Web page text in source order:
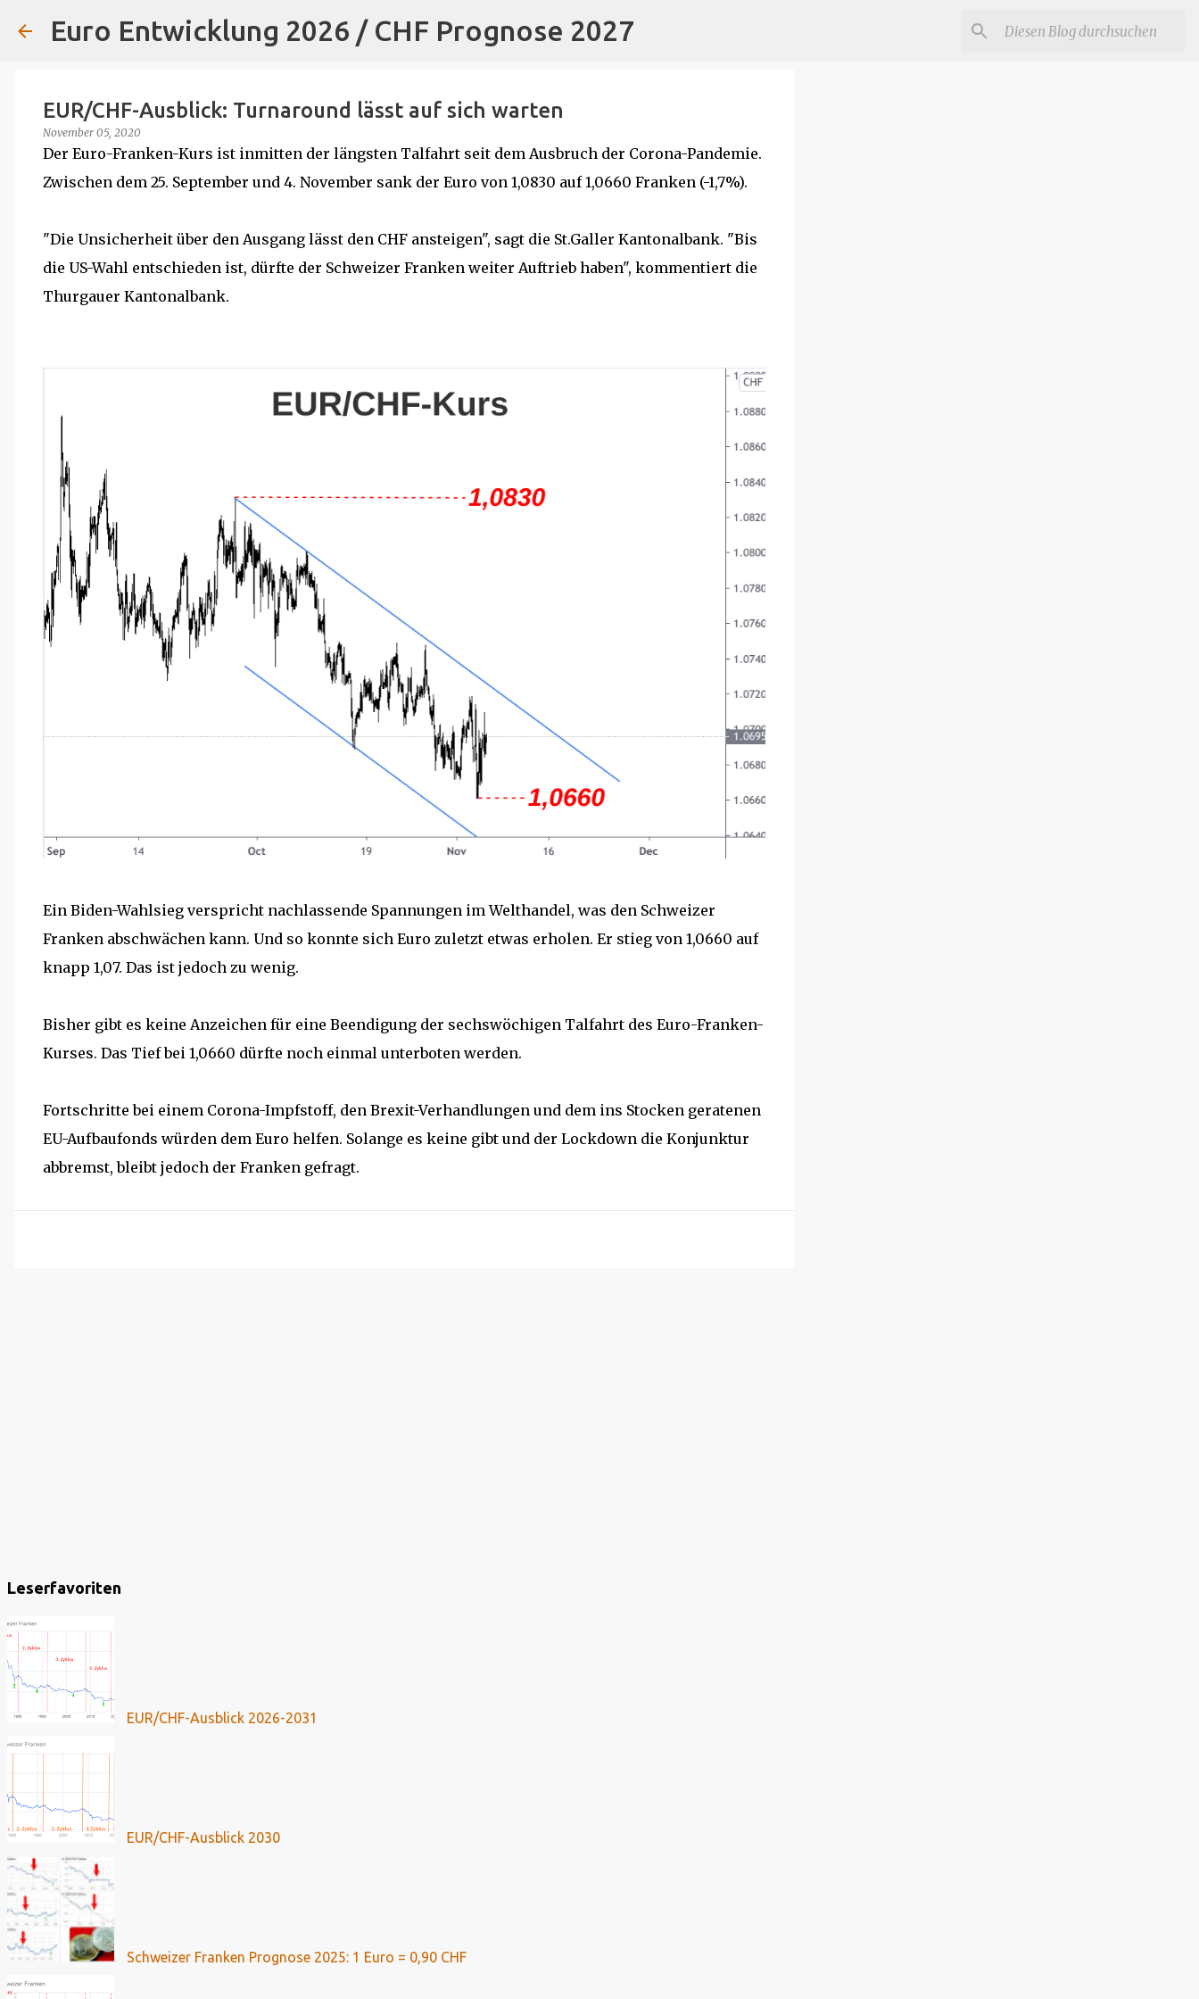
Direkt zum Hauptbereich
Euro Entwicklung 2026 / CHF Prognose 2027
EUR/CHF-Ausblick: Turnaround lässt auf sich warten
November 05, 2020
Der Euro-Franken-Kurs ist inmitten der längsten Talfahrt seit dem Ausbruch der Corona-Pandemie.
Zwischen dem 25. September und 4. November sank der Euro von 1,0830 auf 1,0660 Franken (-1,7%).
"Die Unsicherheit über den Ausgang lässt den CHF ansteigen", sagt die St.Galler Kantonalbank. "Bis
die US-Wahl entschieden ist, dürfte der Schweizer Franken weiter Auftrieb haben", kommentiert die
Thurgauer Kantonalbank.
Ein Biden-Wahlsieg verspricht nachlassende Spannungen im Welthandel, was den Schweizer
Franken abschwächen kann. Und so konnte sich Euro zuletzt etwas erholen. Er stieg von 1,0660 auf
knapp 1,07. Das ist jedoch zu wenig.
Bisher gibt es keine Anzeichen für eine Beendigung der sechswöchigen Talfahrt des Euro-Franken-
Kurses. Das Tief bei 1,0660 dürfte noch einmal unterboten werden.
Fortschritte bei einem Corona-Impfstoff, den Brexit-Verhandlungen und dem ins Stocken geratenen
EU-Aufbaufonds würden dem Euro helfen. Solange es keine gibt und der Lockdown die Konjunktur
abbremst, bleibt jedoch der Franken gefragt.
Leserfavoriten
EUR/CHF-Ausblick 2026-2031
EUR/CHF-Ausblick 2030
Schweizer Franken Prognose 2025: 1 Euro = 0,90 CHF